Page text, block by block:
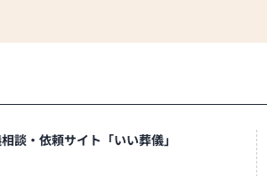
談・依頼サイト「いい葬儀」